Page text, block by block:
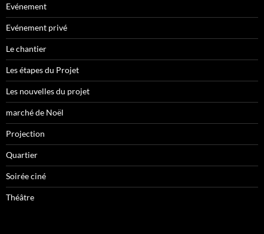
Evénement
Evénement privé
Le chantier
Les étapes du Projet
Les nouvelles du projet
marché de Noël
Projection
Quartier
Soirée ciné
Théâtre